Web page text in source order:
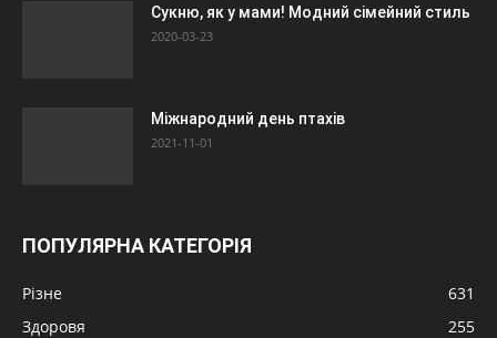
Сукню, як у мами! Модний сімейний стиль
2020-03-23
Міжнародний день птахів
2021-11-01
ПОПУЛЯРНА КАТЕГОРІЯ
Різне
631
Здоровя
255